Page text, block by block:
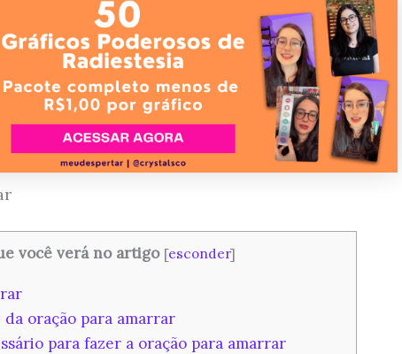
você verá no artigo [esconder]
oração para amarrar
para fazer a oração para amarrar